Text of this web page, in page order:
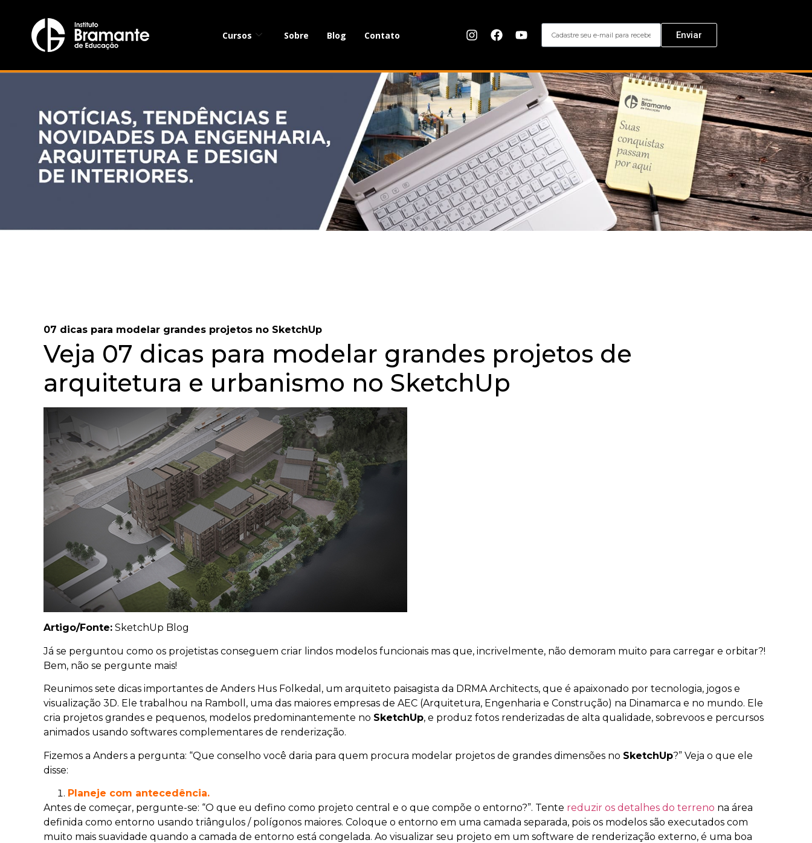
Cursos Sobre Blog Contato Enviar
07 dicas para modelar grandes projetos no SketchUp
Veja 07 dicas para modelar grandes projetos de
arquitetura e urbanismo no SketchUp
Artigo/Fonte: SketchUp Blog
Já se perguntou como os projetistas conseguem criar lindos modelos funcionais mas que, incrivelmente, não demoram muito para carregar e orbitar?!
Bem, não se pergunte mais!
Reunimos sete dicas importantes de Anders Hus Folkedal, um arquiteto paisagista da DRMA Architects, que é apaixonado por tecnologia, jogos e
visualização 3D. Ele trabalhou na Ramboll, uma das maiores empresas de AEC (Arquitetura, Engenharia e Construção) na Dinamarca e no mundo. Ele
cria projetos grandes e pequenos, modelos predominantemente no SketchUp, e produz fotos renderizadas de alta qualidade, sobrevoos e percursos
animados usando softwares complementares de renderização.
Fizemos a Anders a pergunta: “Que conselho você daria para quem procura modelar projetos de grandes dimensões no SketchUp?” Veja o que ele
disse:
Planeje com antecedência.
Antes de começar, pergunte-se: “O que eu defino como projeto central e o que compõe o entorno?”. Tente reduzir os detalhes do terreno na área
definida como entorno usando triângulos / polígonos maiores. Coloque o entorno em uma camada separada, pois os modelos são executados com
muito mais suavidade quando a camada de entorno está congelada. Ao visualizar seu projeto em um software de renderização externo, é uma boa